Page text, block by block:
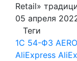
Retail»
05 апреля
Теги
1С 54-ФЗ AERO
AliExpress